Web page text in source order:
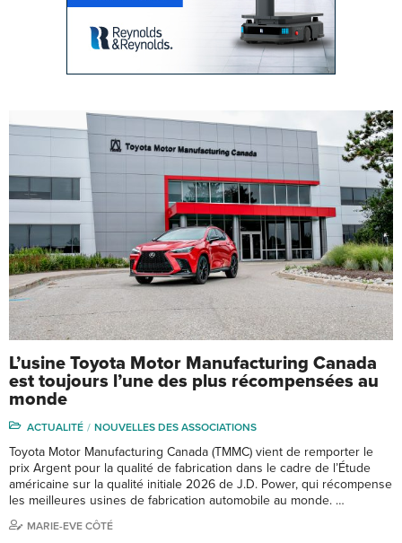
L’usine Toyota Motor Manufacturing Canada
est toujours l’une des plus récompensées au
monde
ACTUALITÉ NOUVELLES DES ASSOCIATIONS
Toyota Motor Manufacturing Canada (TMMC) vient de remporter le
prix Argent pour la qualité de fabrication dans le cadre de l’Étude
américaine sur la qualité initiale 2026 de J.D. Power, qui récompense
les meilleures usines de fabrication automobile au monde. …
MARIE-EVE CÔTÉ